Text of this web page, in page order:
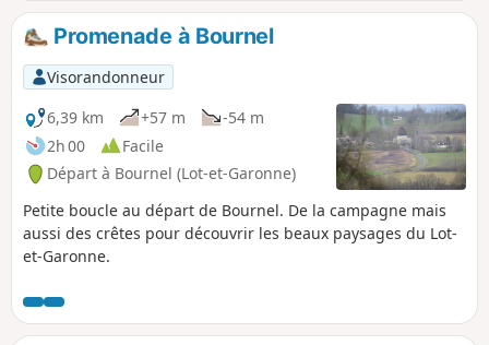
Promenade à Bournel
Visorandonneur
6,39 km
+57 m
-54 m
2h 00
Facile
Départ à Bournel (Lot-et-Garonne)
Petite boucle au départ de Bournel. De la campagne mais
aussi des crêtes pour découvrir les beaux paysages du Lot-
et-Garonne.